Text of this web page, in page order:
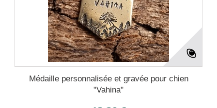
Médaille personnalisée et gravée pour chien
"Vahina"